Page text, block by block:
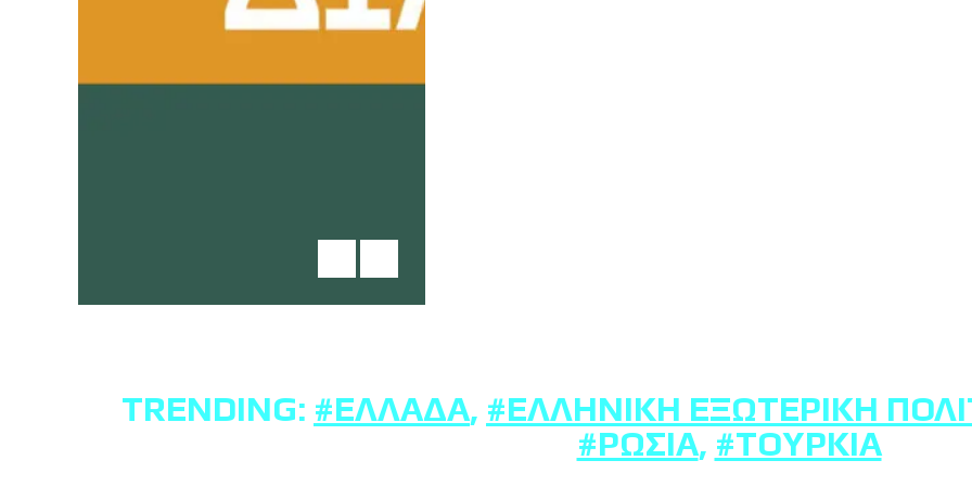
TRENDING: #ΕΛΛΆΔΑ, #ΕΛΛΗΝΙΚΉ ΕΞΩΤΕΡΙΚΉ
#ΡΩΣΊΑ, #ΤΟΥΡΚΊΑ